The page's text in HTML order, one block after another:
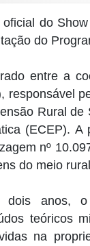
do
do
entre a
responsável
Rural
(ECEP).
nº
do meio
anos, o
teóricos
na